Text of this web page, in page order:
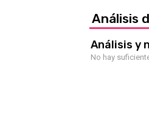
Análisis
Análisis y
No hay